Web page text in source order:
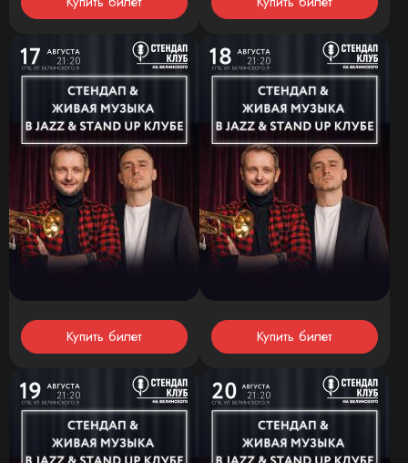
Купить билет Купить билет